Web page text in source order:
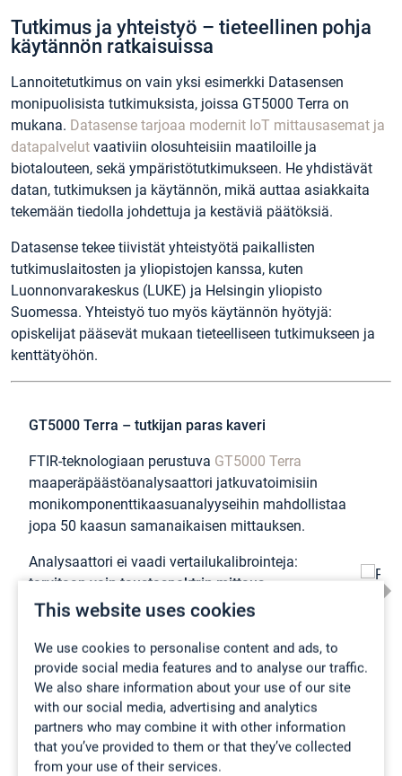
This website uses cookies
We use cookies to personalise content and ads, to
provide social media features and to analyse our traffic.
We also share information about your use of our site
with our social media, advertising and analytics
partners who may combine it with other information
that you’ve provided to them or that they’ve collected
from your use of their services.
Tutkimus ja yhteistyö – tieteellinen pohja
käytännön ratkaisuissa
Lannoitetutkimus on vain yksi esimerkki Datasensen
monipuolisista tutkimuksista, joissa GT5000 Terra on
mukana. Datasense tarjoaa modernit IoT mittausasemat ja
datapalvelut vaativiin olosuhteisiin maatiloille ja
biotalouteen, sekä ympäristötutkimukseen. He yhdistävät
datan, tutkimuksen ja käytännön, mikä auttaa asiakkaita
tekemään tiedolla johdettuja ja kestäviä päätöksiä.
Datasense tekee tiivistät yhteistyötä paikallisten
tutkimuslaitosten ja yliopistojen kanssa, kuten
Luonnonvarakeskus (LUKE) ja Helsingin yliopisto
Suomessa. Yhteistyö tuo myös käytännön hyötyjä:
opiskelijat pääsevät mukaan tieteelliseen tutkimukseen ja
kenttätyöhön.
GT5000 Terra – tutkijan paras kaveri
FTIR-teknologiaan perustuva GT5000 Terra
maaperäpäästöanalysaattori jatkuvatoimisiin
monikomponenttikaasuanalyyseihin mahdollistaa
jopa 50 kaasun samanaikaisen mittauksen.
Analysaattori ei vaadi vertailukalibrointeja:
tarvitaan vain taustaspektrin mittaus
typpikaasulla. Kenttämittaus on nopeaa ja
houkuttelevan vaihtoehdon myös
laboratorioympäristöön.
Tutustu tarkemminGT5000 Terra -
monikaasuanalysaattoriin